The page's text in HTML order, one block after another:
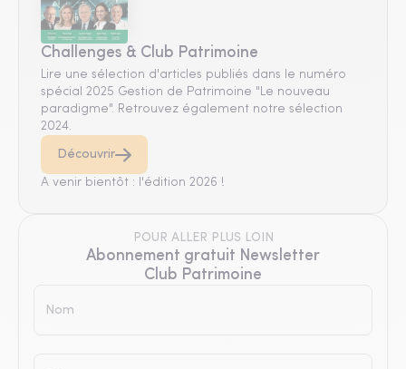
Challenges & Club Patrimoine
Lire une sélection d'articles publiés dans le numéro
spécial 2025 Gestion de Patrimoine "Le nouveau
paradigme". Retrouvez également notre sélection
2024.
Découvrir
A venir bientôt : l'édition 2026 !
POUR ALLER PLUS LOIN
Abonnement gratuit Newsletter
Club Patrimoine